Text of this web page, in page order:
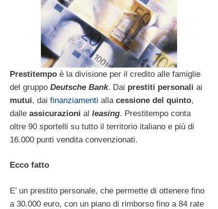
Prestitempo è la divisione per il credito alle famiglie
del gruppo Deutsche Bank. Dai prestiti personali ai
mutui, dai finanziamenti alla cessione del quinto,
dalle assicurazioni al leasing. Prestitempo conta
oltre 90 sportelli su tutto il territorio italiano e più di
16.000 punti vendita convenzionati.
Ecco fatto
E’ un prestito personale, che permette di ottenere fino
a 30.000 euro, con un piano di rimborso fino a 84 rate